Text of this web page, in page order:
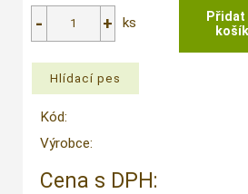
ks
Kód:
Výrobce:
Cena s DPH: